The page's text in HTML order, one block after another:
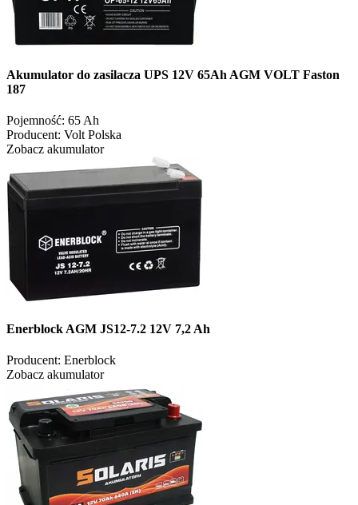
Akumulator do zasilacza UPS 12V 65Ah AGM VOLT Faston
187
Pojemność: 65 Ah
Producent: Volt Polska
Zobacz akumulator
Enerblock AGM JS12-7.2 12V 7,2 Ah
Producent: Enerblock
Zobacz akumulator